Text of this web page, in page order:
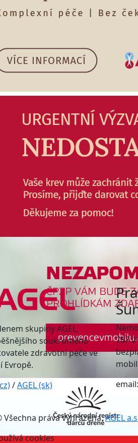
skupiny AGEL,
soukromého
zdravotní péče ve
Evropě.
/AGEL (sk)
787
email:
Všechna práva vyhrazena.AGEL
cookies